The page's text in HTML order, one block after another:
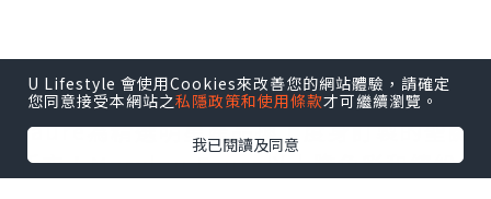
今年Kiehl’s請來法國藝術家Marylou
Faure為精選明星產品換上度身訂製的聖誕
新衣！Marylou Faure以大膽色彩和繽紛
U Lifestyle 會使用Cookies來改善您的網站體驗，請確定
您同意接受本網站之私隱政策和使用條款才可繼續瀏覽。
我已閱讀及同意